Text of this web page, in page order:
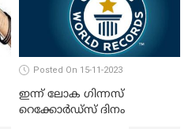
Posted On 15-11-2023
ഇന്ന് ലോക ഗിന്നസ്
റെക്കോര്‍ഡ്‌സ് ദിനം